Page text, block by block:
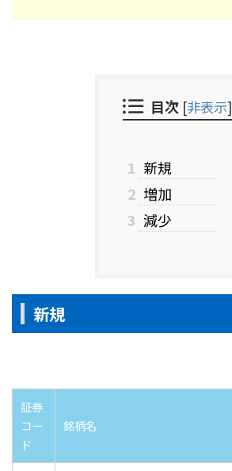
目次 [非表示]
1 新規
2 増加
3 減少
新規
証券
コー
ド
銘柄名